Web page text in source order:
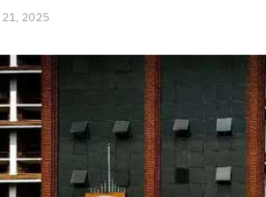
21, 2025